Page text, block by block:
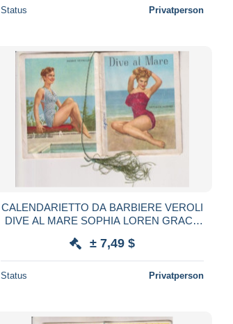
Status Privatperson
CALENDARIETTO DA BARBIERE VEROLI
DIVE AL MARE SOPHIA LOREN GRACE
± 7,49 $
Status Privatperson